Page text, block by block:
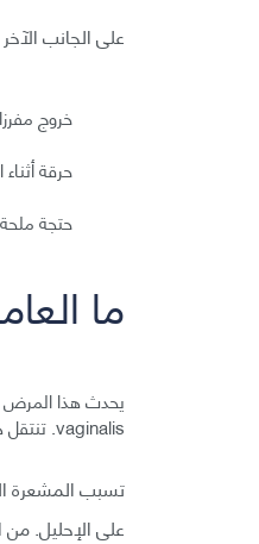
على الجانب
خروج
حرقة
حتجة
ما
vaginalis. تنتقل هذه العضوية من شخص إلى آخر عبر الاتصال الجنسي.
تسبب المشعرة
على الإحليل. من